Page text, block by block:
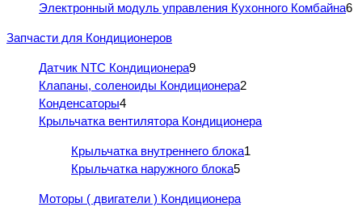
Электронный модуль управления Кухонного Комбайна6
Запчасти для Кондиционеров
Датчик NTC Кондиционера9
Клапаны, соленоиды Кондиционера2
Конденсаторы4
Крыльчатка вентилятора Кондиционера
Крыльчатка внутреннего блока1
Крыльчатка наружного блока5
Моторы ( двигатели ) Кондиционера